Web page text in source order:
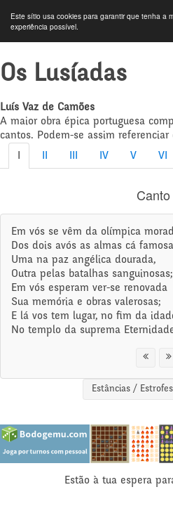
Este sítio usa cookies para garantir que tenha a
experiência possível.
Os Lusíadas
Luís Vaz de Camões
A maior obra épica portuguesa
cantos. Podem-se assim referenciar
IV V VI
Canto
Em vós se vêm da olímpica
Dos dois avós as almas cá
Uma na paz angélica dourada,
Outra pelas batalhas sanguinosas;
Em vós esperam ver-se renovada
Sua memória e obras valerosas;
E lá vos tem lugar, no fim da
No templo da suprema
Estâncias / Estrofes
Estão à tua espera